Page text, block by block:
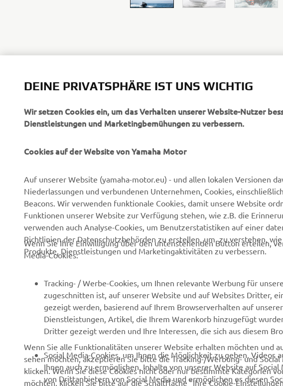
UNTERNEHMEN
Über uns
Newsmeldungen
Veranstaltungen
Presse
Prospekte
Menschenrechtsrichtlinie
Nachhaltigkeitsrichtlinie
Whistleblower-Kanal
B2B
NEO's Delivery
eBike Antriebe
Behörden und Polizei
Golfplätze
Ersthelfer
Partnerschaften
Technische Informationen
für Unabhängige
Handelsbetriebe
Yamalube
Sicherheitsdatenblatt
Newsletter
MyYamaha
Yamaha Music
Yamaha Racing
Yamaha Motor
Mobile Apps
Händler
Dienstleistungen und Marketingbemühungen zu verbessern.
Niederlassungen und verbundenen Unternehmen, Cookies,
Beacons. Wir verwenden funktionale Cookies, damit unsere Website
Funktionen unserer Website zur Verfügung stehen, wie z.B. die
verwenden auch Analyse-Cookies, um Benutzerstatistiken auf einer
Richtlinien der Datenschutzbehörden zu erstellen, um zu verstehen,
Produkte, Dienstleistungen und Marketingaktivitäten zu verbessern.
Wenn Sie Ihre Einwilligung über den untenstehenden Button erteilen,
Media-Cookies:
zugeschnitten ist, auf unserer Website und auf Websites Dritter,
gezeigt werden, basierend auf Ihrem Browserverhalten auf
Dienstleistungen, Artikel, die Ihrem Warenkorb hinzugefügt
Dritter gezeigt werden und Ihre Interessen, die sich aus diesem
Social Media-Cookies, um Ihnen die Möglichkeit zu geben, Videos
Ihnen auch zu ermöglichen, Inhalte von unserer Website auf
von Drittanbietern von Social Media und ermöglichen es diesen
verfolgen und für ihre eigenen Zwecke zu nutzen.
Wenn Sie alle Funktionalitäten unserer Website erhalten möchten und
sehen möchten, akzeptieren Sie bitte die Tracking-/Werbung- und
klicken. Wenn Sie diese Cookies nicht oder nur bestimmte Kategorien
möchten, klicken Sie bitte auf die Schaltfläche "Ihre Cookie-